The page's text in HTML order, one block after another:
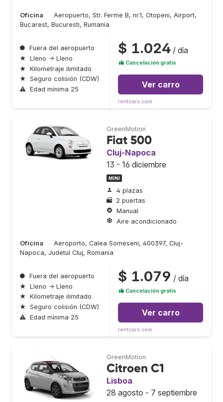
Oficina
Aeropuerto, Str. Ferme B, nr.1, Otopeni, Airport,
Bucarest, Bucuresti, Rumanía
● Fuera del aeropuerto
★ Lleno → Lleno
★ Kilometraje ilimitado
★ Seguro colisión (CDW)
⚠ Edad mínima 25
$ 1.024 / día
Cancelación gratis
Ver carro
rentcars.com
GreenMotion
Fiat 500
Cluj-Napoca
13 - 16 diciembre
MINI
4 plazas
2 puertas
Manual
Aire acondicionado
Oficina
Aeroporto, Calea Someseni, 400397, Cluj-
Napoca, Judetul Cluj, Romania
● Fuera del aeropuerto
★ Lleno → Lleno
★ Kilometraje ilimitado
★ Seguro colisión (CDW)
⚠ Edad mínima 25
$ 1.079 / día
Cancelación gratis
Ver carro
rentcars.com
GreenMotion
Citroen C1
Lisboa
28 agosto - 7 septiembre